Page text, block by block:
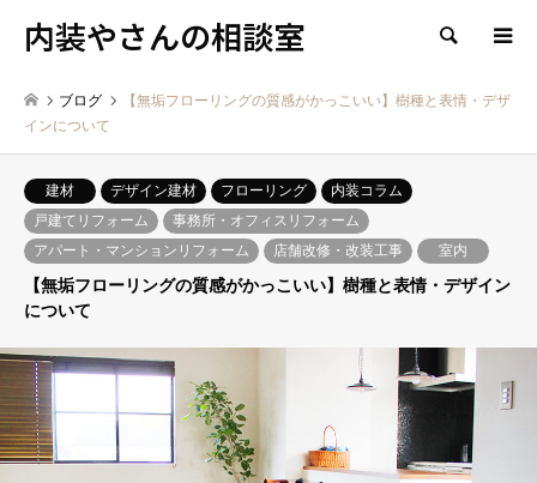
内装やさんの相談室 検索
ブログ
【無垢フローリングの質感がかっこいい】樹種と表情・デザ
インについて
建材 デザイン建材 フローリング
内装コラム
戸建てリフォーム
事務所・オフィスリフォーム
アパート・マンションリフォーム
店舗改修・改装工事 室内
【無垢フローリングの質感がかっこいい】樹種と表情・デザイン
について